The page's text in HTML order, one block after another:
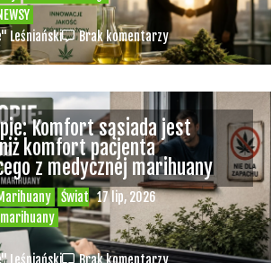
Leśniański Brak komentarzy
Świat 17 lip, 2026
Komfort sąsiada jest
komfort pacjenta
z medycznej marihuany
Leśniański Brak komentarzy